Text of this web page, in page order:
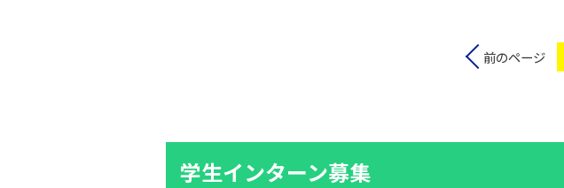
前のページ
学生インターン募集